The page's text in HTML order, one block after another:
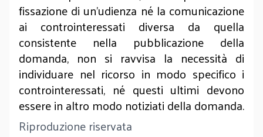
fissazione di un’udienza né la comunicazione
ai controinteressati diversa da quella
consistente nella pubblicazione della
domanda, non si ravvisa la necessità di
individuare nel ricorso in modo specifico i
controinteressati, né questi ultimi devono
essere in altro modo notiziati della domanda.
Riproduzione riservata